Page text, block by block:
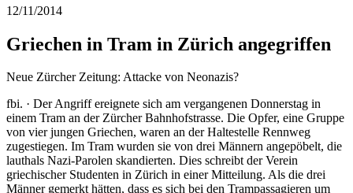
12/11/2014
Griechen in Tram in Zürich angegriffen
Neue Zürcher Zeitung: Attacke von Neonazis?
fbi. · Der Angriff ereignete sich am vergangenen Donnerstag in
einem Tram an der Zürcher Bahnhofstrasse. Die Opfer, eine Gruppe
von vier jungen Griechen, waren an der Haltestelle Rennweg
zugestiegen. Im Tram wurden sie von drei Männern angepöbelt, die
lauthals Nazi-Parolen skandierten. Dies schreibt derVerein
griechischer Studenten in Zürich in einer Mitteilung. Als die drei
Männer gemerkt hätten, dass es sich bei den Trampassagieren um